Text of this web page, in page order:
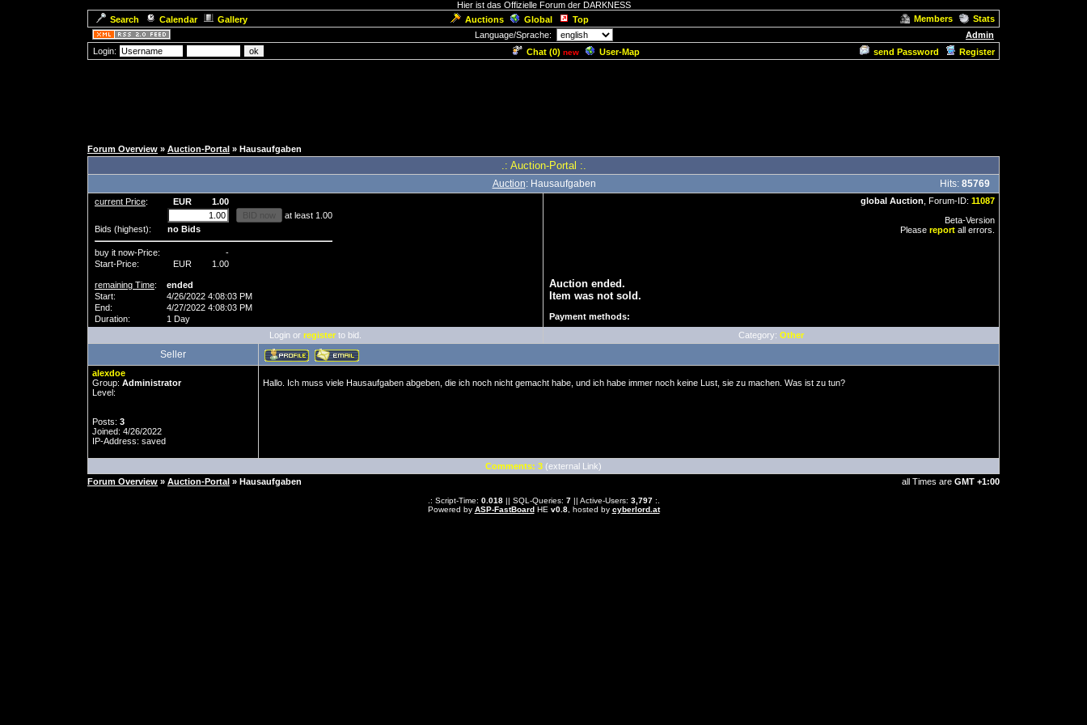
Hier ist das Offizielle Forum der DARKNESS
Search
Calendar Gallery Auctions Global Top Members
Stats
Language/Sprache:
Admin
Login:
Chat (0) new User-Map send Password Register
Forum Overview » Auction-Portal » Hausaufgaben
.: Auction-Portal :.
Auction: Hausaufgaben Hits: 85769
current Price: EUR
1.00
at least 1.00
Bids (highest):
no Bids
buy it now-Price:
-
Start-Price:
EUR 1.00
remaining Time:
ended
Start:
4/26/2022 4:08:03 PM
End:
4/27/2022 4:08:03 PM
Duration:
1 Day
global Auction , Forum-ID: 11087
Beta-Version
Please report all errors.
Auction ended.
Item was not sold.
Payment methods:
Login or register to bid. Category: Other
Seller
alexdoe
Group: Administrator
Level:
Posts: 3
Joined: 4/26/2022
IP-Address: saved
Hallo. Ich muss viele Hausaufgaben abgeben, die ich noch nicht gemacht habe, und ich habe immer noch keine Lust, sie zu machen. Was ist zu tun?
Comments: 3 (external Link)
Forum Overview » Auction-Portal » Hausaufgaben all Times are GMT +1:00
.: Script-Time: 0.018|| SQL-Queries: 7|| Active-Users: 3,797:.
Powered by ASP-FastBoardHE v0.8, hosted by cyberlord.at